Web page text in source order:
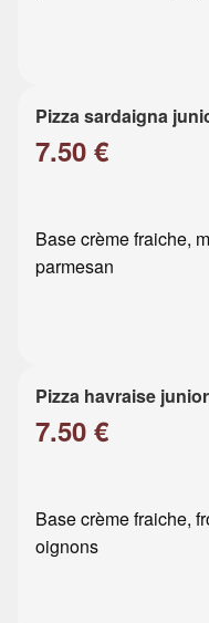
Pizza sardaigna
7.50 €
Base crème fraiche,
parmesan
Pizza havraise junior
7.50 €
Base crème fraiche,
oignons